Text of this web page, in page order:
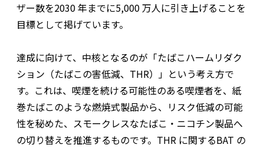
ザー数を2030 年までに5,000 万人に引き上げることを
目標として掲げています。
達成に向けて、中核となるのが「たばこハームリダク
ション（たばこの害低減、THR）」という考え方で
す。これは、喫煙を続ける可能性のある喫煙者を、紙
巻たばこのような燃焼式製品から、リスク低減の可能
性を秘めた、スモークレスなたばこ・ニコチン製品へ
の切り替えを推進するものです。THR に関するBAT の